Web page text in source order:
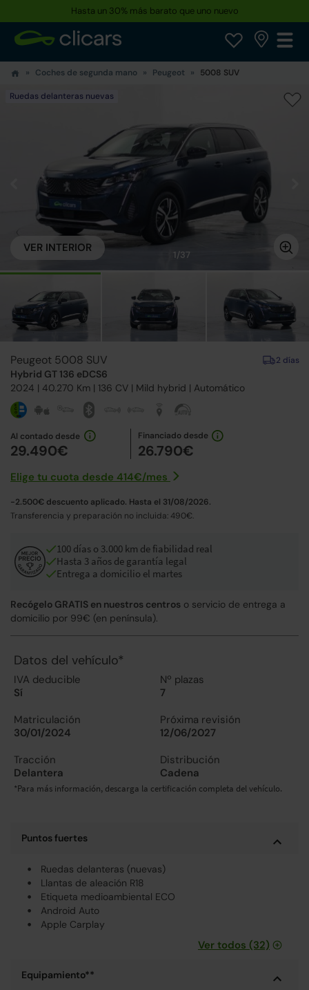
Hasta un 30% más barato que uno nuevo
Coches de segunda mano Peugeot 5008 SUV
Ruedas delanteras nuevas
VER INTERIOR
1/37
Peugeot 5008 SUV
Hybrid GT 136 eDCS6
2024 | 40.270 Km | 136 CV | Mild hybrid | Automático
2 días
Al contado desde
29.490€
Financiado desde
26.790€
Elige tu cuota desde 414€/mes
-2.500€ descuento aplicado. Hasta el 31/08/2026.
Transferencia y preparación no incluida: 490€.
100 días o 3.000 km de fiabilidad real
Hasta 3 años de garantía legal
Entrega a domicilio el martes
Recógelo GRATIS en nuestros centros o servicio de entrega a
domicilio por 99€ (en península).
Datos del vehículo*
IVA deducible
Sí
Nº plazas
7
Matriculación
30/01/2024
Próxima revisión
12/06/2027
Tracción
Delantera
Distribución
Cadena
*Para más información, descarga la certificación completa del vehículo.
Puntos fuertes
Ruedas delanteras (nuevas)
Llantas de aleación R18
Etiqueta medioambiental ECO
Android Auto
Apple Carplay
Ver todos (32)
Equipamiento**